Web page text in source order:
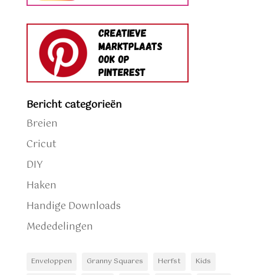
Bericht categorieën
Breien
Cricut
DIY
Haken
Handige Downloads
Mededelingen
Enveloppen Granny Squares Herfst
Kids